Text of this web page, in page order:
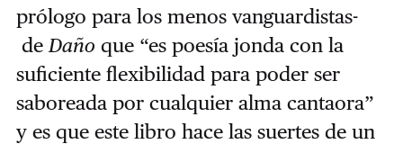
prólogo para los menos vanguardistas-
de Daño que “es poesía jonda con la
suficiente flexibilidad para poder ser
saboreada por cualquier alma cantaora”
y es que este libro hace las suertes de un